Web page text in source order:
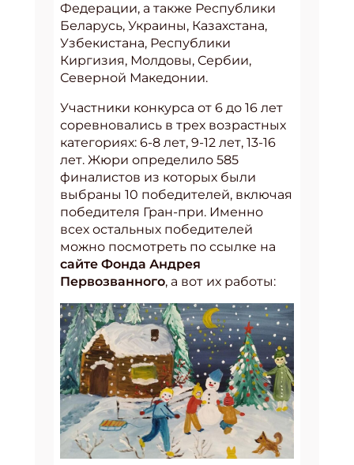
Федерации, а также Республики
Беларусь, Украины, Казахстана,
Узбекистана, Республики
Киргизия, Молдовы, Сербии,
Северной Македонии.
Участники конкурса от 6 до 16 лет
соревновались в трех возрастных
категориях: 6-8 лет, 9-12 лет, 13-16
лет. Жюри определило 585
финалистов из которых были
выбраны 10 победителей, включая
победителя Гран-при. Именно
всех остальных победителей
можно посмотреть по ссылке на
сайте Фонда Андрея
Первозванного, а вот их работы: